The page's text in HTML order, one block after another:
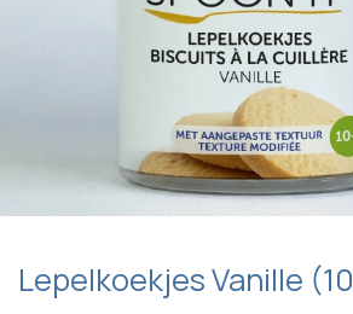
Lepelkoekjes Vanille